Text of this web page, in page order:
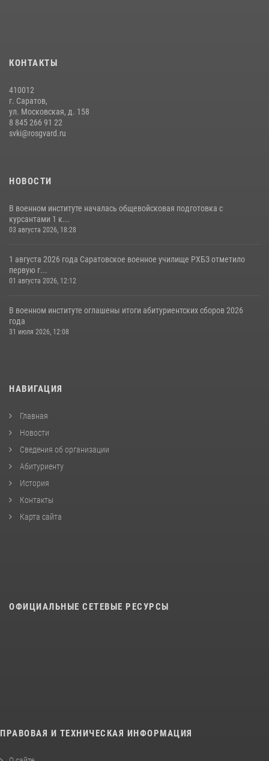
31 июля 2026, 12:08
КОНТАКТЫ
410012
г. Саратов,
ул. Московская, д. 158
8 845 266 91 22
svki@rosgvard.ru
НОВОСТИ
В военном институте началась общевойсковая подготовка с
курсантами 1 к...
03 августа 2026, 18:28
1 августа 2026 года Саратовское военное училище РХБЗ отметило
первую г...
01 августа 2026, 12:12
В военном институте оглашены итоги абитуриентских сборов 2026
года
31 июля 2026, 12:08
НАВИГАЦИЯ
Главная
Новости
Сведения об организации
Абитуриенту
История
Контакты
Карта сайта
ОФИЦИАЛЬНЫЕ СЕТЕВЫЕ РЕСУРСЫ
ПРАВОВАЯ И ТЕХНИЧЕСКАЯ ИНФОРМАЦИЯ